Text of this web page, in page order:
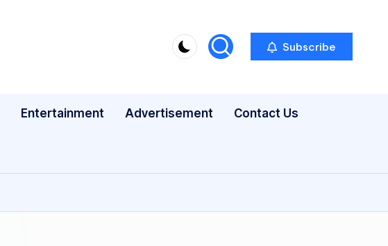
Subscribe
Entertainment Advertisement Contact Us